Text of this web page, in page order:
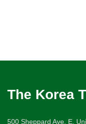
The Korea
500 Sheppard Ave. E.